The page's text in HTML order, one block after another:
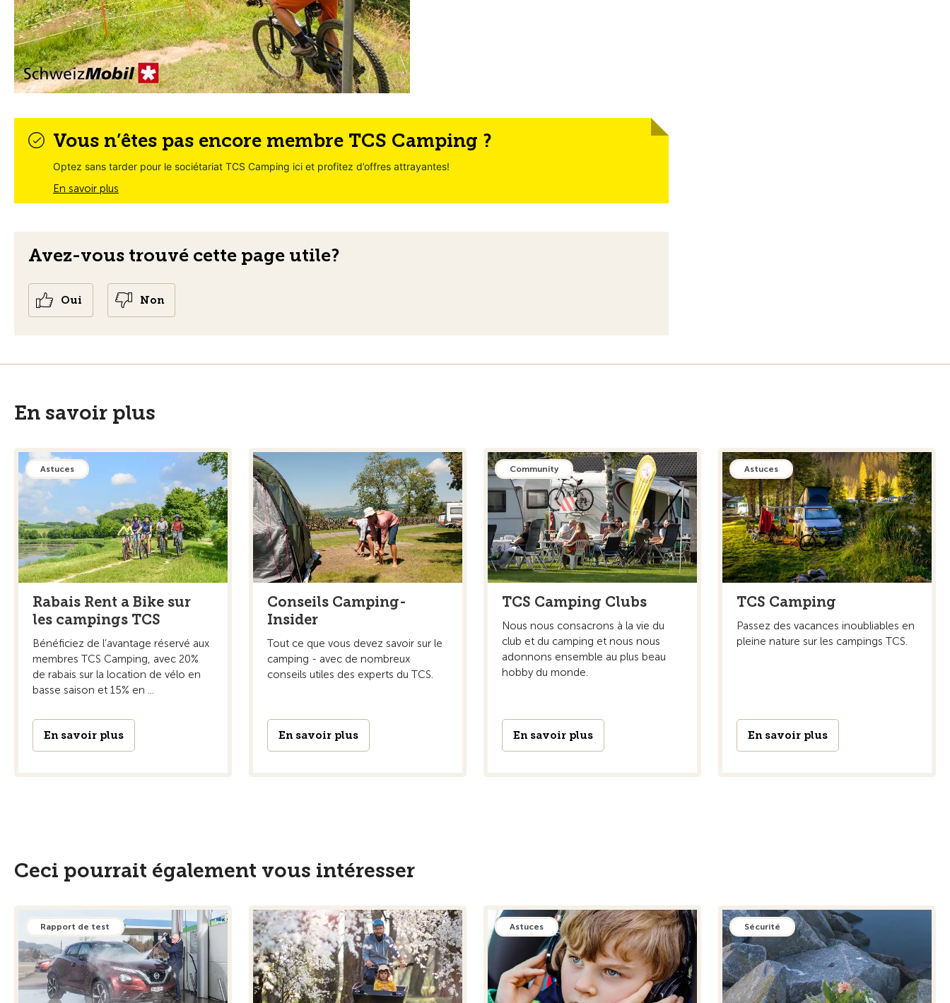
Vous n’êtes pas encore membre TCS Camping ?
Optez sans tarder pour le sociétariat TCS Camping ici et profitez d’offres attrayantes!
En savoir plus
Avez-vous trouvé cette page utile?
Oui Non
En savoir plus
Astuces
Rabais Rent a Bike sur
les campings TCS
Bénéficiez de l’avantage réservé aux
membres TCS Camping, avec 20%
de rabais sur la location de vélo en
basse saison et 15% en ...
En savoir plus
Conseils Camping-
Insider
Tout ce que vous devez savoir sur le
camping - avec de nombreux
conseils utiles des experts du TCS.
En savoir plus
Community
TCS Camping Clubs
Nous nous consacrons à la vie du
club et du camping et nous nous
adonnons ensemble au plus beau
hobby du monde.
En savoir plus
Astuces
TCS Camping
Passez des vacances inoubliables en
pleine nature sur les campings TCS.
En savoir plus
Ceci pourrait également vous intéresser
Rapport de test Astuces Sécurité